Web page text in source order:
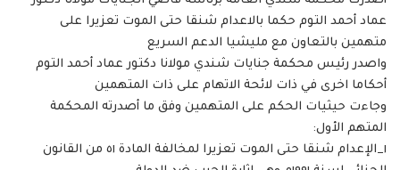
عماد أحمد التوم حكما بالاعدام شنقا حتى الموت تعزيرا على
متهمين بالتعاون مع مليشيا الدعم السريع
واصدر رئيس محكمة جنايات شندي مولانا دكتور عماد أحمد التوم
أحكاما اخرى في ذات لائحة الاتهام على ذات المتهمين
وجاءت حيثيات الحكم على المتهمين وفق ما أصدرته المحكمة
المتهم الأول:
١_الإعدام شنقا حتى الموت تعزيرا لمخالفة المادة ٥١ من القانون